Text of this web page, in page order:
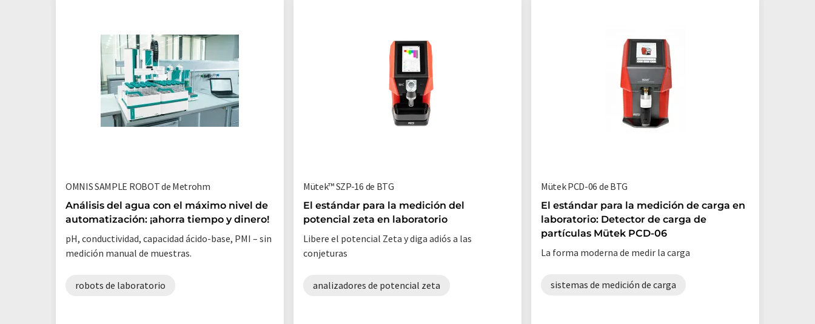
OMNIS SAMPLE ROBOT de Metrohm
Análisis del agua con el máximo nivel de
automatización: ¡ahorra tiempo y dinero!
pH, conductividad, capacidad ácido-base, PMI – sin
medición manual de muestras.
robots de laboratorio
Mütek™ SZP-16 de BTG
El estándar para la medición del
potencial zeta en laboratorio
Libere el potencial Zeta y diga adiós a las
conjeturas
analizadores de potencial zeta
Mütek PCD-06 de BTG
El estándar para la medición de carga en
laboratorio: Detector de carga de
partículas Mütek PCD-06
La forma moderna de medir la carga
sistemas de medición de carga